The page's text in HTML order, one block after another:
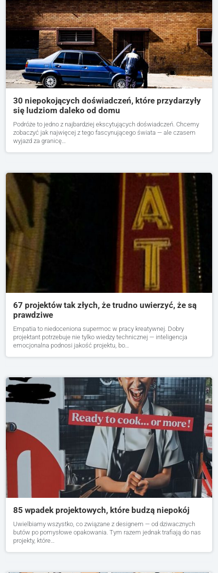
30 niepokojących doświadczeń, które przydarzyły
się ludziom daleko od domu
Podróże to jedno z najbardziej ekscytujących doświadczeń. Chcemy
zobaczyć jak najwięcej z tego fascynującego świata — ale czasem
wyjazd za granicę…
67 projektów tak złych, że trudno uwierzyć, że są
prawdziwe
Empatia to niedoceniona supermoc w pracy kreatywnej. Dobry
projektant potrzebuje nie tylko wiedzy technicznej — inteligencja
emocjonalna podnosi jakość projektu, bo…
85 wpadek projektowych, które budzą niepokój
Uwielbiamy wszystko, co związane z designem — od dziwacznych
butów po pomysłowe opakowania. Tym razem jednak trafiają do nas
projekty, które…